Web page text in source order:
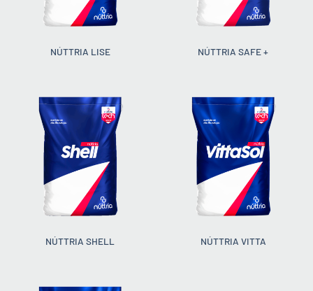
NÚTTRIA LISE NÚTTRIA SAFE +
NÚTTRIA SHELL NÚTTRIA VITTA